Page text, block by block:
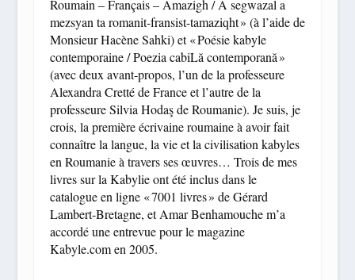
Roumain – Français – Amazigh / A segwazal a
mezsyan ta romanit-fransist-tamaziqht » (à l’aide de
Monsieur Hacène Sahki) et « Poésie kabyle
contemporaine / Poezia cabiLă contemporană »
(avec deux avant-propos, l’un de la professeure
Alexandra Cretté de France et l’autre de la
professeure Silvia Hodaş de Roumanie). Je suis, je
crois, la première écrivaine roumaine à avoir fait
connaître la langue, la vie et la civilisation kabyles
en Roumanie à travers ses œuvres… Trois de mes
livres sur la Kabylie ont été inclus dans le
catalogue en ligne « 7001 livres » de Gérard
Lambert-Bretagne, et Amar Benhamouche m’a
accordé une entrevue pour le magazine
Kabyle.com en 2005.